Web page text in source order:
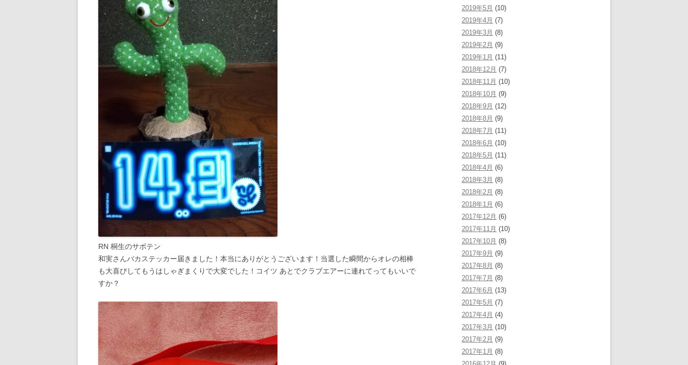
RN 桐生のサボテン
和実さんバカステッカー届きました！本当にありがとうございます！当選した瞬間からオレの相棒
も大喜びしてもうはしゃぎまくりで大変でした！コイツ あとでクラブエアーに連れてってもいいで
すか？
2019年5月 (10)
2019年4月 (7)
2019年3月 (8)
2019年2月 (9)
2019年1月 (11)
2018年12月 (7)
2018年11月 (10)
2018年10月 (9)
2018年9月 (12)
2018年8月 (9)
2018年7月 (11)
2018年6月 (10)
2018年5月 (11)
2018年4月 (6)
2018年3月 (8)
2018年2月 (8)
2018年1月 (6)
2017年12月 (6)
2017年11月 (10)
2017年10月 (8)
2017年9月 (9)
2017年8月 (8)
2017年7月 (8)
2017年6月 (13)
2017年5月 (7)
2017年4月 (4)
2017年3月 (10)
2017年2月 (9)
2017年1月 (8)